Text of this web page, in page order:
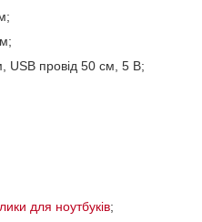
USB провід 50 см, 5 В;
для ноутбуків;